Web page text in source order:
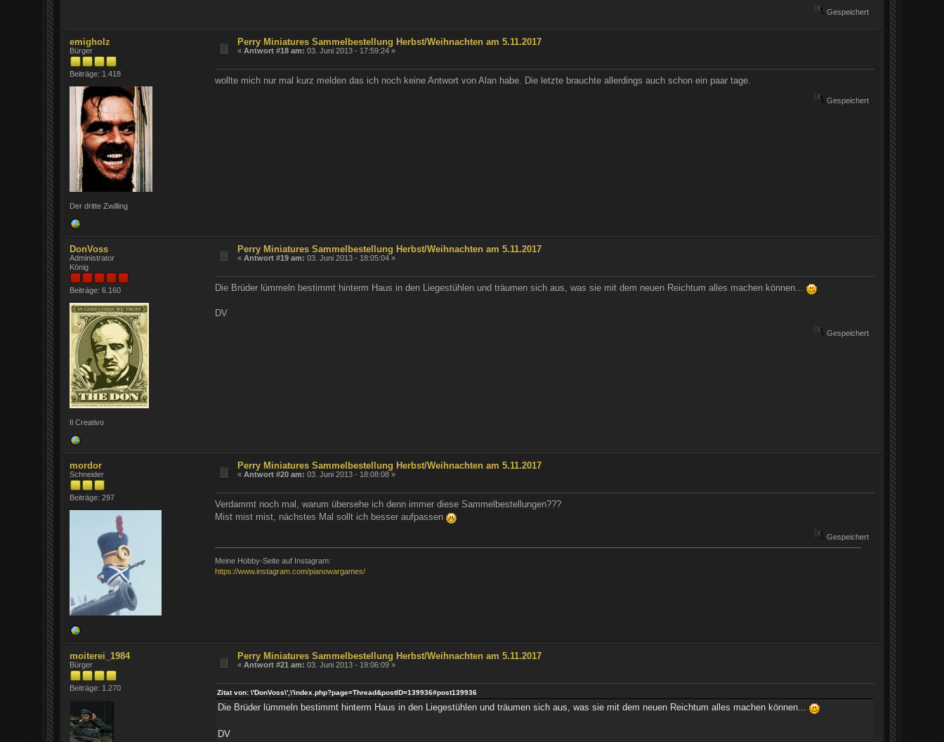
Gespeichert
emigholz
Bürger
Beiträge: 1.418
Der dritte Zwilling
Perry Miniatures Sammelbestellung Herbst/Weihnachten am 5.11.2017
«Antwort #18 am: 03. Juni 2013 - 17:59:24 »
wollte mich nur mal kurz melden das ich noch keine Antwort von Alan habe. Die letzte brauchte allerdings auch schon ein paar tage.
Gespeichert
DonVoss
Administrator
König
Beiträge: 6.160
Il Creativo
Perry Miniatures Sammelbestellung Herbst/Weihnachten am 5.11.2017
«Antwort #19 am: 03. Juni 2013 - 18:05:04 »
Die Brüder lümmeln bestimmt hinterm Haus in den Liegestühlen und träumen sich aus, was sie mit dem neuen Reichtum alles machen können...
DV
Gespeichert
mordor
Schneider
Beiträge: 297
Perry Miniatures Sammelbestellung Herbst/Weihnachten am 5.11.2017
«Antwort #20 am: 03. Juni 2013 - 18:08:08 »
Verdammt noch mal, warum übersehe ich denn immer diese Sammelbestellungen???
Mist mist mist, nächstes Mal sollt ich besser aufpassen
Gespeichert
Meine Hobby-Seite auf Instagram:
https://www.instagram.com/pianowargames/
moiterei_1984
Bürger
Beiträge: 1.270
Perry Miniatures Sammelbestellung Herbst/Weihnachten am 5.11.2017
«Antwort #21 am: 03. Juni 2013 - 19:06:09 »
Zitat von: \'DonVoss\',\'index.php?page=Thread&postID=139936#post139936
Die Brüder lümmeln bestimmt hinterm Haus in den Liegestühlen und träumen sich aus, was sie mit dem neuen Reichtum alles machen können...
DV